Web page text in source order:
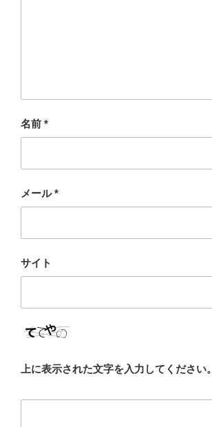
名前 *
メール*
サイト
上に表示された文字を入力してください。